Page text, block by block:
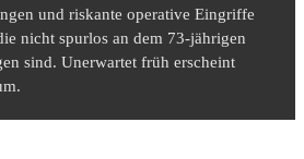
und riskante operative Eingriffe
nicht spurlos an dem 73-jährigen
sind. Unerwartet früh erscheint